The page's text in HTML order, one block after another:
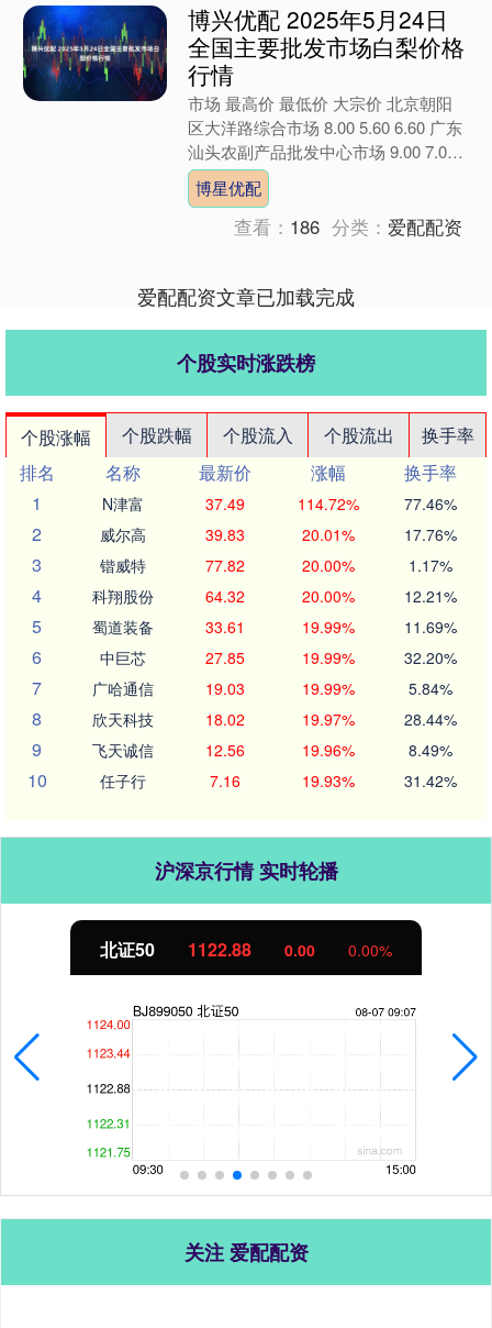
博兴优配 2025年5月24日
全国主要批发市场白梨价格
行情
市场 最高价 最低价 大宗价 北京朝阳
区大洋路综合市场 8.00 5.60 6.60 广东
汕头农副产品批发中心市场 9.00 7.00
8.00 全国白梨批发价....
博星优配
查看： 186 分类：爱配配资
爱配配资文章已加载完成
个股实时涨跌榜
个股涨幅 个股跌幅 个股流入 个股流出
换手率
排名
名称 最新价 涨幅
换手率
1
N津富 37.49 114.72% 77.46%
2 威尔高 39.83 20.01% 17.76%
3 锴威特 77.82 20.00% 1.17%
4 科翔股份 64.32 20.00% 12.21%
5 蜀道装备 33.61 19.99% 11.69%
6 中巨芯 27.85 19.99% 32.20%
7 广哈通信 19.03 19.99% 5.84%
8 欣天科技 18.02 19.97% 28.44%
9 飞天诚信 12.56 19.96% 8.49%
10 任子行 7.16 19.93% 31.42%
沪深京行情 实时轮播
北证50 1122.88 0.00 0.00%
关注 爱配配资